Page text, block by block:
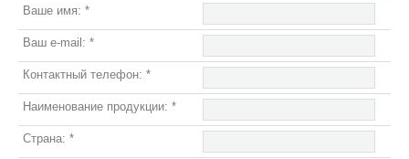
Ваше имя: *
Ваш e-mail: *
Контактный телефон: *
Наименование продукции: *
Страна: *